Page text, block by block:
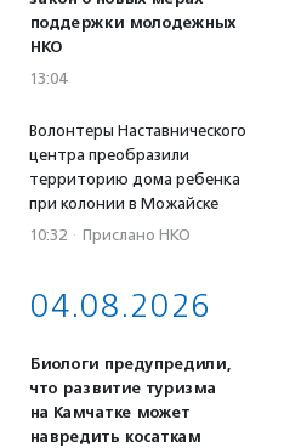
поддержки молодежных
НКО
13:04
Волонтеры Наставнического
центра преобразили
территорию дома ребенка
при колонии в Можайске
10:32 · Прислано НКО
04.08.2026
Биологи предупредили,
что развитие туризма
на Камчатке может
навредить косаткам